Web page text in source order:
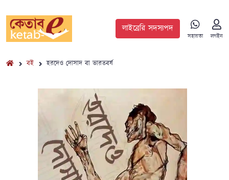
লাইব্রেরি সদস্যপদ
সহায়তা লগইন
বই হরদেও দোসাদ বা ভারতবর্ষ